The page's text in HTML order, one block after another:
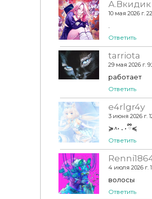
А.Вкидик
10 мая 2026 г.
Ответить
tarriota
29 мая 2026 г.
работает
Ответить
e4rlgr4y
3 июня 2026 г.
≽^• ˕ • ྀི≼
Ответить
4 июля 2026 г.
волосы
Ответить